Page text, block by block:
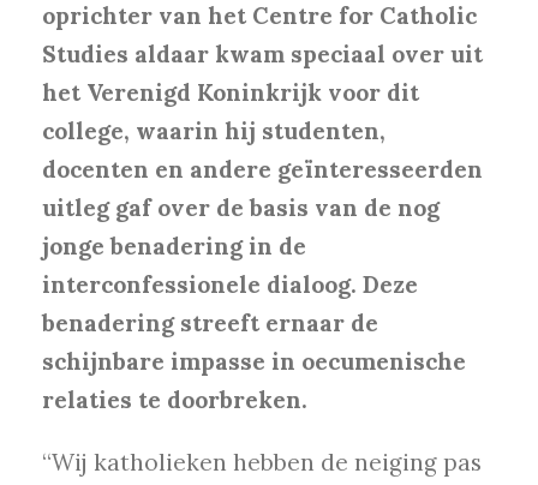
oprichter van het Centre for Catholic
Studies aldaar kwam speciaal over uit
het Verenigd Koninkrijk voor dit
college, waarin hij studenten,
docenten en andere geïnteresseerden
uitleg gaf over de basis van de nog
jonge benadering in de
interconfessionele dialoog. Deze
benadering streeft ernaar de
schijnbare impasse in oecumenische
relaties te doorbreken.
“Wij katholieken hebben de neiging pas